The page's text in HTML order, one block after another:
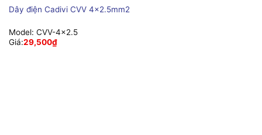
Dây điện Cadivi CVV 4×2.5mm2
Model: CVV-4×2.5
Giá:29,500₫